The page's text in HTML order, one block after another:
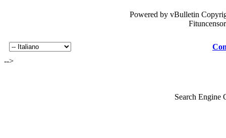
Powered by vBulletin
-->
Search Engine